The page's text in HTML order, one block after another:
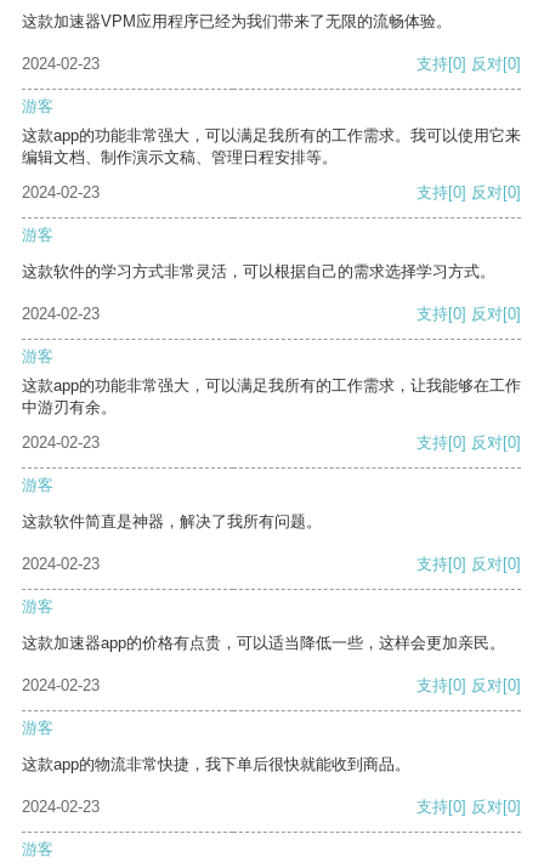
这款加速器VPM应用程序已经为我们带来了无限的流畅体验。
2024-02-23 支持[0] 反对[0]
游客
这款app的功能非常强大，可以满足我所有的工作需求。我可以使用它来
编辑文档、制作演示文稿、管理日程安排等。
2024-02-23
支持[0] 反对[0]
游客
这款软件的学习方式非常灵活，可以根据自己的需求选择学习方式。
2024-02-23 支持[0] 反对[0]
游客
这款app的功能非常强大，可以满足我所有的工作需求，让我能够在工作
中游刃有余。
2024-02-23
支持[0] 反对[0]
游客
这款软件简直是神器，解决了我所有问题。
2024-02-23 支持[0] 反对[0]
游客
这款加速器app的价格有点贵，可以适当降低一些，这样会更加亲民。
2024-02-23 支持[0] 反对[0]
游客
这款app的物流非常快捷，我下单后很快就能收到商品。
2024-02-23 支持[0] 反对[0]
游客